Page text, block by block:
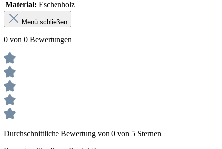
Material: Eschenholz
Menü schließen
0 von 0 Bewertungen
Durchschnittliche Bewertung von 0 von 5 Sternen